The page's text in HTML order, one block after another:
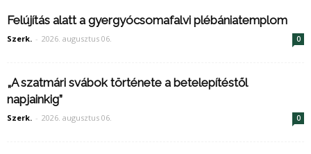
Felújítás alatt a gyergyócsomafalvi plébániatemplom
Szerk. - 2026. augusztus 06. 0
„A szatmári svábok története a betelepítéstől
napjainkig”
Szerk. - 2026. augusztus 06. 0